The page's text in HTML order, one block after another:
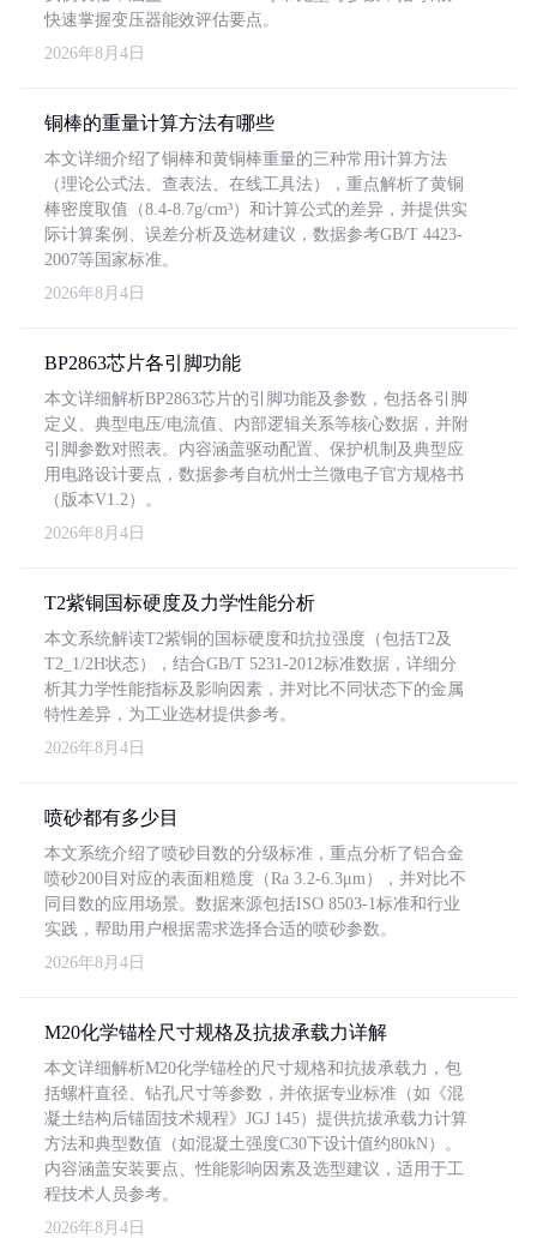
快速掌握变压器能效评估要点。
2026年8月4日
铜棒的重量计算方法有哪些
本文详细介绍了铜棒和黄铜棒重量的三种常用计算方法
（理论公式法、查表法、在线工具法），重点解析了黄铜
棒密度取值（8.4-8.7g/cm³）和计算公式的差异，并提供实
际计算案例、误差分析及选材建议，数据参考GB/T 4423-
2007等国家标准。
2026年8月4日
BP2863芯片各引脚功能
本文详细解析BP2863芯片的引脚功能及参数，包括各引脚
定义、典型电压/电流值、内部逻辑关系等核心数据，并附
引脚参数对照表。内容涵盖驱动配置、保护机制及典型应
用电路设计要点，数据参考自杭州士兰微电子官方规格书
（版本V1.2）。
2026年8月4日
T2紫铜国标硬度及力学性能分析
本文系统解读T2紫铜的国标硬度和抗拉强度（包括T2及
T2_1/2H状态），结合GB/T 5231-2012标准数据，详细分
析其力学性能指标及影响因素，并对比不同状态下的金属
特性差异，为工业选材提供参考。
2026年8月4日
喷砂都有多少目
本文系统介绍了喷砂目数的分级标准，重点分析了铝合金
喷砂200目对应的表面粗糙度（Ra 3.2-6.3μm），并对比不
同目数的应用场景。数据来源包括ISO 8503-1标准和行业
实践，帮助用户根据需求选择合适的喷砂参数。
2026年8月4日
M20化学锚栓尺寸规格及抗拔承载力详解
本文详细解析M20化学锚栓的尺寸规格和抗拔承载力，包
括螺杆直径、钻孔尺寸等参数，并依据专业标准（如《混
凝土结构后锚固技术规程》JGJ 145）提供抗拔承载力计算
方法和典型数值（如混凝土强度C30下设计值约80kN）。
内容涵盖安装要点、性能影响因素及选型建议，适用于工
程技术人员参考。
2026年8月4日